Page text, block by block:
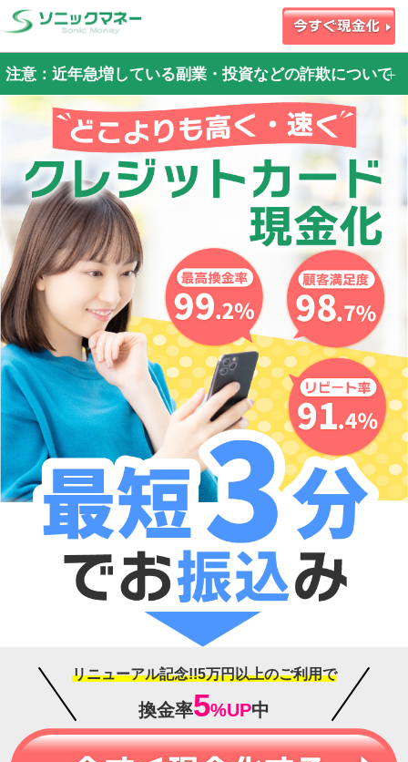
注意：近年急増している副業・投資などの詐欺について
・X（旧Twitter）・Instagram・投資サイト・副業サイト等で資金を調達するため
に弊社お申込みフォームを案内された
・当サイトの利用に際して身分証やクレジットカードの偽造をして申込をする
等、大変悪質な事案が発生しております。
資金調達のために弊社を紹介された場合は詐欺の可能性が高いです
※弊社は投資や副業関連の業者とは一切関わりはありません
今後も悪質性の高い事案が、弊社で発生した場合は
警察からの捜査協力依頼には全面的に協力させて頂きます。
申込者本人に犯罪の認識がなくても行動に移すだけでも、犯罪加害者として取り
扱われ、刑事・民事両面での責任を負う事になります。
ご自身が加害者にならないため、詐欺行為への加担は絶対におやめください！！
リニューアル記念!!5万円以上のご利用で
換金率5%UP中